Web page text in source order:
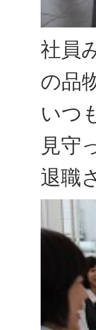
社員
の品
いつ
見守
退職